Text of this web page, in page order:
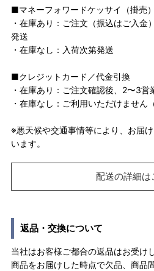
■マネーフォワードケッサイ（掛売
・在庫あり：ご注文（振込はご入金
発送
・在庫なし：入荷次第発送
■クレジットカード／代金引換
・在庫あり：ご注文確認後、2〜3営
・在庫なし：ご利用いただけません
※悪天候や交通事情等により、お届
います。
配送の詳細は
返品・交換について
当社はお客様ご都合の返品はお受け
商品をお届けした時点で欠品、商品